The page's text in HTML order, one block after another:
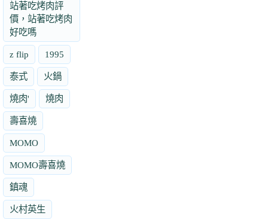
站著吃烤肉評
價，站著吃烤肉
好吃嗎
z flip 1995
泰式 火鍋
燒肉' 燒肉
壽喜燒
MOMO
MOMO壽喜燒
鎮魂
火村英生